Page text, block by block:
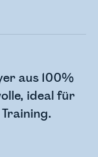
aus 100%
ideal für